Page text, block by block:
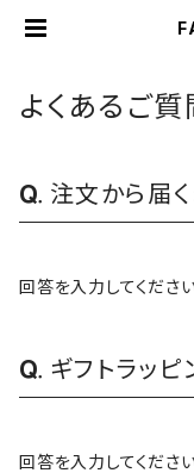
よくあるご質
注文から届
回答を入力してくださ
ギフトラッ
回答を入力してくださ